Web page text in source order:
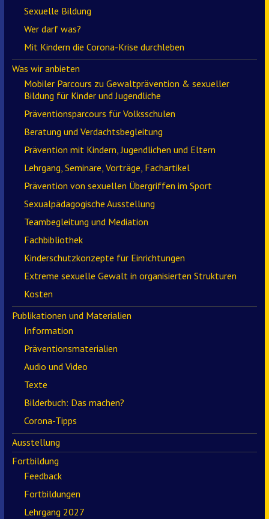
Sexuelle Bildung
Wer darf was?
Mit Kindern die Corona-Krise durchleben
Was wir anbieten
Mobiler Parcours zu Gewaltprävention & sexueller
Bildung für Kinder und Jugendliche
Präventionsparcours für Volksschulen
Beratung und Verdachtsbegleitung
Prävention mit Kindern, Jugendlichen und Eltern
Lehrgang, Seminare, Vorträge, Fachartikel
Prävention von sexuellen Übergriffen im Sport
Sexualpädagogische Ausstellung
Teambegleitung und Mediation
Fachbibliothek
Kinderschutzkonzepte für Einrichtungen
Extreme sexuelle Gewalt in organisierten Strukturen
Kosten
Publikationen und Materialien
Information
Präventionsmaterialien
Audio und Video
Texte
Bilderbuch: Das machen?
Corona-Tipps
Ausstellung
Fortbildung
Feedback
Fortbildungen
Lehrgang 2027